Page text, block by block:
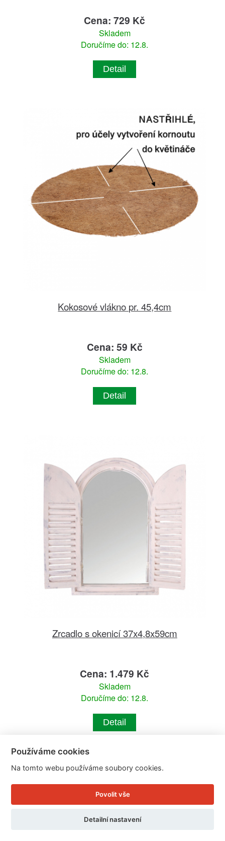
Cena: 729 Kč
Skladem
Doručíme do: 12.8.
Detail
Kokosové vlákno pr. 45,4cm
Cena: 59 Kč
Skladem
Doručíme do: 12.8.
Detail
Zrcadlo s okenicí 37x4,8x59cm
Cena: 1.479 Kč
Skladem
Doručíme do: 12.8.
Detail
Používáme cookies
Na tomto webu používáme soubory cookies.
Povolit vše
Detailní nastavení